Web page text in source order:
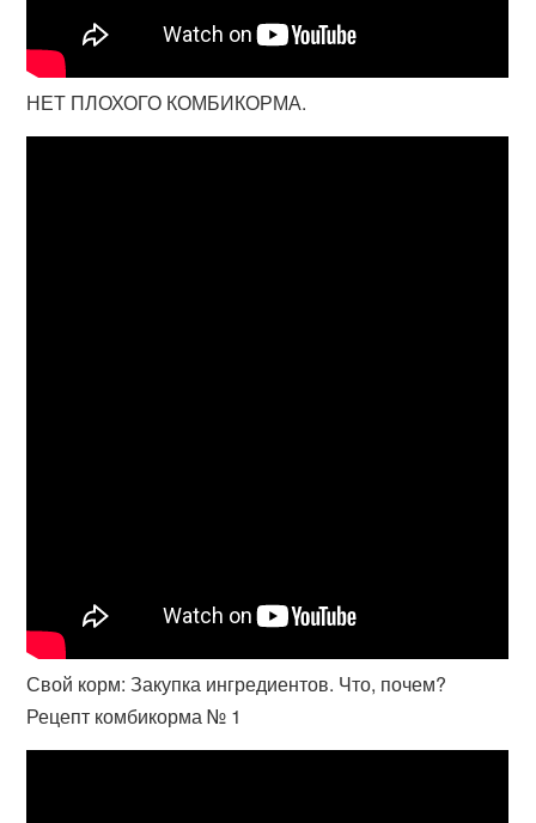
НЕТ ПЛОХОГО КОМБИКОРМА.
Свой корм: Закупка ингредиентов. Что, почем?
Рецепт комбикорма № 1